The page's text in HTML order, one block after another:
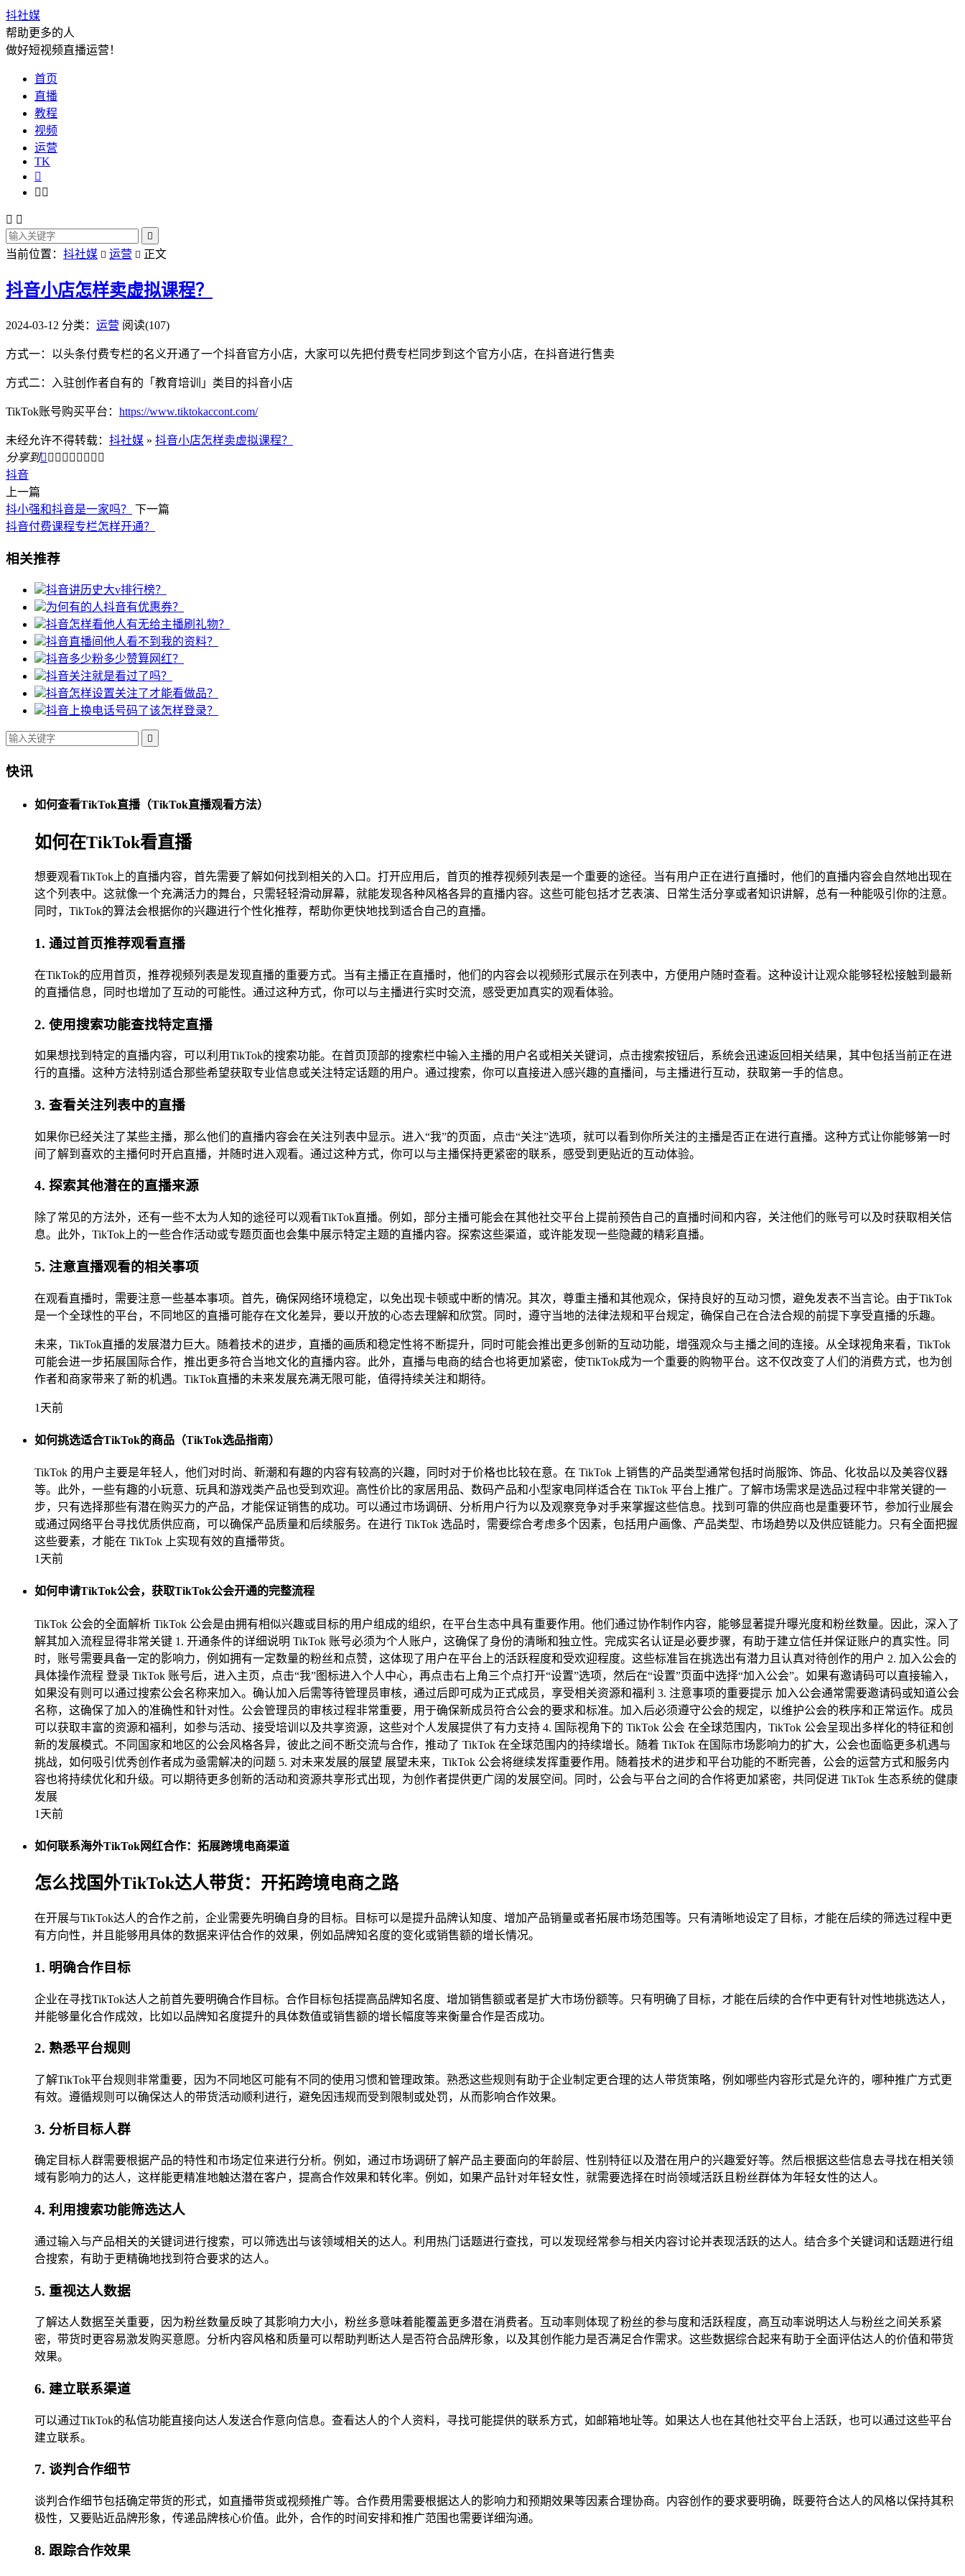
抖社媒
帮助更多的人
做好短视频直播运营！
首页
直播
教程
视频
运营
TK

 
 

当前位置： 抖社媒  运营  正文
抖音小店怎样卖虚拟课程？
2024-03-12 分类： 运营 阅读(107)
方式一：以头条付费专栏的名义开通了一个抖音官方小店，大家可以先把付费专栏同步到这个官方小店，在抖音进行售卖
方式二：入驻创作者自有的「教育培训」类目的抖音小店
TikTok账号购买平台： https://www.tiktokaccont.com/
未经允许不得转载： 抖社媒 » 抖音小店怎样卖虚拟课程？
分享到        
抖音
上一篇
抖小强和抖音是一家吗？
下一篇
抖音付费课程专栏怎样开通？
相关推荐
抖音讲历史大v排行榜？
为何有的人抖音有优惠券？
抖音怎样看他人有无给主播刷礼物？
抖音直播间他人看不到我的资料？
抖音多少粉多少赞算网红？
抖音关注就是看过了吗？
抖音怎样设置关注了才能看做品？
抖音上换电话号码了该怎样登录？

快讯
如何查看TikTok直播（TikTok直播观看方法）
如何在TikTok看直播
想要观看TikTok上的直播内容，首先需要了解如何找到相关的入口。打开应用后，首页的推荐视频列表是一个重要的途径。当有用户正在进行直播时，他们的直播内容会自然地出现在
这个列表中。这就像一个充满活力的舞台，只需轻轻滑动屏幕，就能发现各种风格各异的直播内容。这些可能包括才艺表演、日常生活分享或者知识讲解，总有一种能吸引你的注意。
同时，TikTok的算法会根据你的兴趣进行个性化推荐，帮助你更快地找到适合自己的直播。
1. 通过首页推荐观看直播
在TikTok的应用首页，推荐视频列表是发现直播的重要方式。当有主播正在直播时，他们的内容会以视频形式展示在列表中，方便用户随时查看。这种设计让观众能够轻松接触到最新
的直播信息，同时也增加了互动的可能性。通过这种方式，你可以与主播进行实时交流，感受更加真实的观看体验。
2. 使用搜索功能查找特定直播
如果想找到特定的直播内容，可以利用TikTok的搜索功能。在首页顶部的搜索栏中输入主播的用户名或相关关键词，点击搜索按钮后，系统会迅速返回相关结果，其中包括当前正在进
行的直播。这种方法特别适合那些希望获取专业信息或关注特定话题的用户。通过搜索，你可以直接进入感兴趣的直播间，与主播进行互动，获取第一手的信息。
3. 查看关注列表中的直播
如果你已经关注了某些主播，那么他们的直播内容会在关注列表中显示。进入“我”的页面，点击“关注”选项，就可以看到你所关注的主播是否正在进行直播。这种方式让你能够第一时
间了解到喜欢的主播何时开启直播，并随时进入观看。通过这种方式，你可以与主播保持更紧密的联系，感受到更贴近的互动体验。
4. 探索其他潜在的直播来源
除了常见的方法外，还有一些不太为人知的途径可以观看TikTok直播。例如，部分主播可能会在其他社交平台上提前预告自己的直播时间和内容，关注他们的账号可以及时获取相关信
息。此外，TikTok上的一些合作活动或专题页面也会集中展示特定主题的直播内容。探索这些渠道，或许能发现一些隐藏的精彩直播。
5. 注意直播观看的相关事项
在观看直播时，需要注意一些基本事项。首先，确保网络环境稳定，以免出现卡顿或中断的情况。其次，尊重主播和其他观众，保持良好的互动习惯，避免发表不当言论。由于TikTok
是一个全球性的平台，不同地区的直播可能存在文化差异，要以开放的心态去理解和欣赏。同时，遵守当地的法律法规和平台规定，确保自己在合法合规的前提下享受直播的乐趣。
未来，TikTok直播的发展潜力巨大。随着技术的进步，直播的画质和稳定性将不断提升，同时可能会推出更多创新的互动功能，增强观众与主播之间的连接。从全球视角来看，TikTok
可能会进一步拓展国际合作，推出更多符合当地文化的直播内容。此外，直播与电商的结合也将更加紧密，使TikTok成为一个重要的购物平台。这不仅改变了人们的消费方式，也为创
作者和商家带来了新的机遇。TikTok直播的未来发展充满无限可能，值得持续关注和期待。
1天前
如何挑选适合TikTok的商品（TikTok选品指南）
TikTok 的用户主要是年轻人，他们对时尚、新潮和有趣的内容有较高的兴趣，同时对于价格也比较在意。在 TikTok 上销售的产品类型通常包括时尚服饰、饰品、化妆品以及美容仪器
等。此外，一些有趣的小玩意、玩具和游戏类产品也受到欢迎。高性价比的家居用品、数码产品和小型家电同样适合在 TikTok 平台上推广。了解市场需求是选品过程中非常关键的一
步，只有选择那些有潜在购买力的产品，才能保证销售的成功。可以通过市场调研、分析用户行为以及观察竞争对手来掌握这些信息。找到可靠的供应商也是重要环节，参加行业展会
或通过网络平台寻找优质供应商，可以确保产品质量和后续服务。在进行 TikTok 选品时，需要综合考虑多个因素，包括用户画像、产品类型、市场趋势以及供应链能力。只有全面把握
这些要素，才能在 TikTok 上实现有效的直播带货。
1天前
如何申请TikTok公会，获取TikTok公会开通的完整流程
TikTok 公会的全面解析 TikTok 公会是由拥有相似兴趣或目标的用户组成的组织，在平台生态中具有重要作用。他们通过协作制作内容，能够显著提升曝光度和粉丝数量。因此，深入了
解其加入流程显得非常关键 1. 开通条件的详细说明 TikTok 账号必须为个人账户，这确保了身份的清晰和独立性。完成实名认证是必要步骤，有助于建立信任并保证账户的真实性。同
时，账号需要具备一定的影响力，例如拥有一定数量的粉丝和点赞，这体现了用户在平台上的活跃程度和受欢迎程度。这些标准旨在挑选出有潜力且认真对待创作的用户 2. 加入公会的
具体操作流程 登录 TikTok 账号后，进入主页，点击“我”图标进入个人中心，再点击右上角三个点打开“设置”选项，然后在“设置”页面中选择“加入公会”。如果有邀请码可以直接输入，
如果没有则可以通过搜索公会名称来加入。确认加入后需等待管理员审核，通过后即可成为正式成员，享受相关资源和福利 3. 注意事项的重要提示 加入公会通常需要邀请码或知道公会
名称，这确保了加入的准确性和针对性。公会管理员的审核过程非常重要，用于确保新成员符合公会的要求和标准。加入后必须遵守公会的规定，以维护公会的秩序和正常运作。成员
可以获取丰富的资源和福利，如参与活动、接受培训以及共享资源，这些对个人发展提供了有力支持 4. 国际视角下的 TikTok 公会 在全球范围内，TikTok 公会呈现出多样化的特征和创
新的发展模式。不同国家和地区的公会风格各异，彼此之间不断交流与合作，推动了 TikTok 在全球范围内的持续增长。随着 TikTok 在国际市场影响力的扩大，公会也面临更多机遇与
挑战，如何吸引优秀创作者成为亟需解决的问题 5. 对未来发展的展望 展望未来，TikTok 公会将继续发挥重要作用。随着技术的进步和平台功能的不断完善，公会的运营方式和服务内
容也将持续优化和升级。可以期待更多创新的活动和资源共享形式出现，为创作者提供更广阔的发展空间。同时，公会与平台之间的合作将更加紧密，共同促进 TikTok 生态系统的健康
发展
1天前
如何联系海外TikTok网红合作：拓展跨境电商渠道
怎么找国外TikTok达人带货：开拓跨境电商之路
在开展与TikTok达人的合作之前，企业需要先明确自身的目标。目标可以是提升品牌认知度、增加产品销量或者拓展市场范围等。只有清晰地设定了目标，才能在后续的筛选过程中更
有方向性，并且能够用具体的数据来评估合作的效果，例如品牌知名度的变化或销售额的增长情况。
1. 明确合作目标
企业在寻找TikTok达人之前首先要明确合作目标。合作目标包括提高品牌知名度、增加销售额或者是扩大市场份额等。只有明确了目标，才能在后续的合作中更有针对性地挑选达人，
并能够量化合作成效，比如以品牌知名度提升的具体数值或销售额的增长幅度等来衡量合作是否成功。
2. 熟悉平台规则
了解TikTok平台规则非常重要，因为不同地区可能有不同的使用习惯和管理政策。熟悉这些规则有助于企业制定更合理的达人带货策略，例如哪些内容形式是允许的，哪种推广方式更
有效。遵循规则可以确保达人的带货活动顺利进行，避免因违规而受到限制或处罚，从而影响合作效果。
3. 分析目标人群
确定目标人群需要根据产品的特性和市场定位来进行分析。例如，通过市场调研了解产品主要面向的年龄层、性别特征以及潜在用户的兴趣爱好等。然后根据这些信息去寻找在相关领
域有影响力的达人，这样能更精准地触达潜在客户，提高合作效果和转化率。例如，如果产品针对年轻女性，就需要选择在时尚领域活跃且粉丝群体为年轻女性的达人。
4. 利用搜索功能筛选达人
通过输入与产品相关的关键词进行搜索，可以筛选出与该领域相关的达人。利用热门话题进行查找，可以发现经常参与相关内容讨论并表现活跃的达人。结合多个关键词和话题进行组
合搜索，有助于更精确地找到符合要求的达人。
5. 重视达人数据
了解达人数据至关重要，因为粉丝数量反映了其影响力大小，粉丝多意味着能覆盖更多潜在消费者。互动率则体现了粉丝的参与度和活跃程度，高互动率说明达人与粉丝之间关系紧
密，带货时更容易激发购买意愿。分析内容风格和质量可以帮助判断达人是否符合品牌形象，以及其创作能力是否满足合作需求。这些数据综合起来有助于全面评估达人的价值和带货
效果。
6. 建立联系渠道
可以通过TikTok的私信功能直接向达人发送合作意向信息。查看达人的个人资料，寻找可能提供的联系方式，如邮箱地址等。如果达人也在其他社交平台上活跃，也可以通过这些平台
建立联系。
7. 谈判合作细节
谈判合作细节包括确定带货的形式，如直播带货或视频推广等。合作费用需要根据达人的影响力和预期效果等因素合理协商。内容创作的要求要明确，既要符合达人的风格以保持其积
极性，又要贴近品牌形象，传递品牌核心价值。此外，合作的时间安排和推广范围也需要详细沟通。
8. 跟踪合作效果